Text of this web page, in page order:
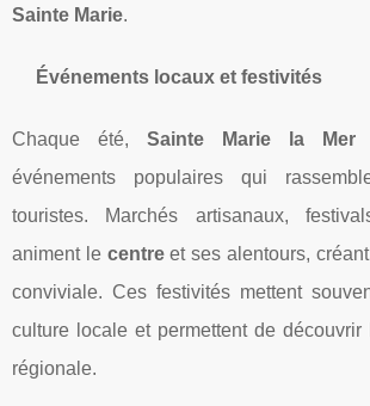
Sainte Marie.
Événements locaux et festivités
Chaque été, Sainte Marie la Mer
événements populaires qui
touristes. Marchés artisanaux,
animent le centreet ses alentours,
conviviale. Ces festivités mettent
culture locale et permettent de découvrir
régionale.